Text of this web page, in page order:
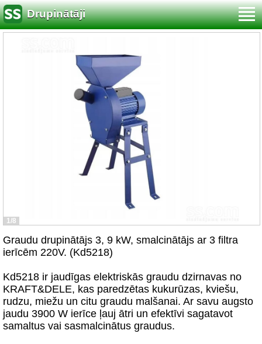
Drupinātāji
1/8
Graudu drupinātājs 3, 9 kW, smalcinātājs ar 3 filtra
ierīcēm 220V. (Kd5218)
Kd5218 ir jaudīgas elektriskās graudu dzirnavas no
KRAFT&DELE, kas paredzētas kukurūzas, kviešu,
rudzu, miežu un citu graudu malšanai. Ar savu augsto
jaudu 3900 W ierīce ļauj ātri un efektīvi sagatavot
samaltus vai sasmalcinātus graudus.